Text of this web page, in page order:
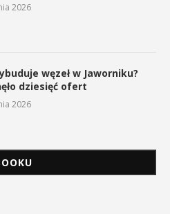
2026
węzeł w Jaworniku?
dziesięć ofert
2026